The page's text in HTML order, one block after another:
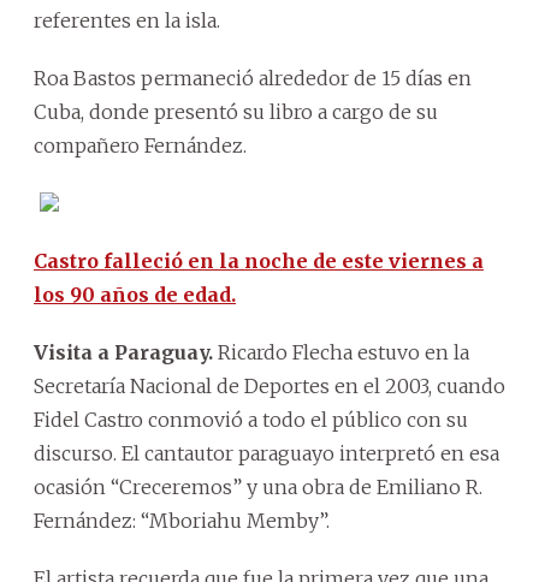
referentes en la isla.
Roa Bastos permaneció alrededor de 15 días en
Cuba, donde presentó su libro a cargo de su
compañero Fernández.
Castro falleció en la noche de este viernes a
los 90 años de edad.
Visita a Paraguay. Ricardo Flecha estuvo en la
Secretaría Nacional de Deportes en el 2003, cuando
Fidel Castro conmovió a todo el público con su
discurso. El cantautor paraguayo interpretó en esa
ocasión “Creceremos” y una obra de Emiliano R.
Fernández: “Mboriahu Memby”.